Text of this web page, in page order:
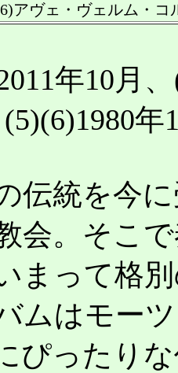
ヴェ・ヴェルム・コ
年10月、
年
伝統を今
会。そこ
まって格
ムはモー
ぴったり